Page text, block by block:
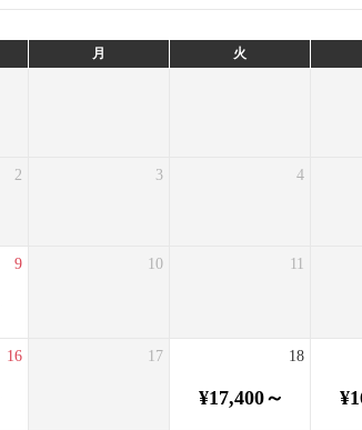
月 火
2 3 4
9 10 11
16 17
¥17,400～
18